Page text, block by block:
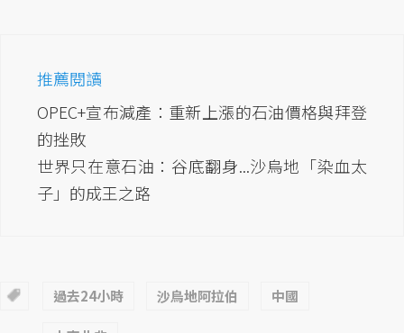
推薦閱讀
OPEC+宣布減產：重新上漲的石油價格與拜登
的挫敗
世界只在意石油：谷底翻身...沙烏地「染血太
子」的成王之路
過去24小時 沙烏地阿拉伯 中國